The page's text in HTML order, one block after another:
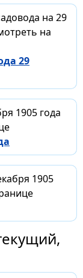
на 29
на
29
1905 года
1905